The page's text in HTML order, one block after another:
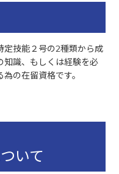
定技能２号の2種類から成
知識、もしくは経験を必
の在留資格です。
いて